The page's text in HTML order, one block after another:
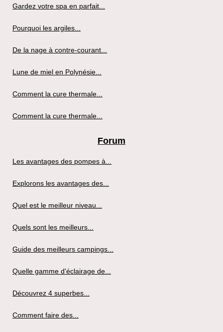
Gardez votre spa en parfait...
Pourquoi les argiles...
De la nage à contre-courant...
Lune de miel en Polynésie...
Comment la cure thermale...
Comment la cure thermale...
Forum
Les avantages des pompes à...
Explorons les avantages des...
Quel est le meilleur niveau...
Quels sont les meilleurs...
Guide des meilleurs campings...
Quelle gamme d'éclairage de...
Découvrez 4 superbes...
Comment faire des...